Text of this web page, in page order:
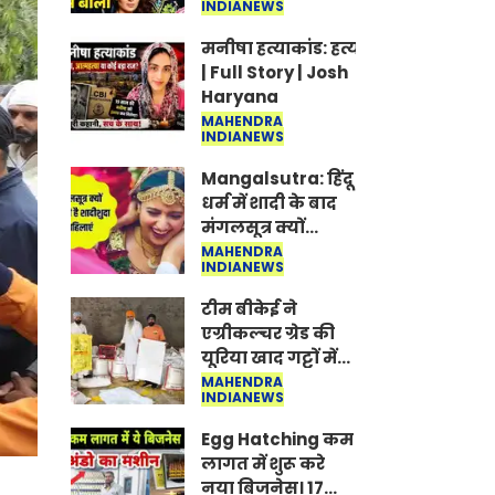
Jantar-Mantar |
CJP protest
INDIANEWS
मनीषा हत्याकांड: हत्या, आत्महत्या या
| Full Story | Josh
Haryana
MAHENDRA
INDIANEWS
Mangalsutra: हिंदू
धर्म में शादी के बाद
मंगलसूत्र क्यों
पहनती है महिलाएं,
किसने शुरु की ये
परंपरा
MAHENDRA
INDIANEWS
टीम बीकेई ने
एग्रीकल्चर ग्रेड की
यूरिया खाद गट्टों में
बदलकर टेक्निकल
ग्रेड में बेचने वालों पर
करवाई कार्रवाई:
लखविंदर सिंह
औलख
MAHENDRA
INDIANEWS
Egg Hatching कम
लागत में शुरू करे
नया बिजनेस। 17